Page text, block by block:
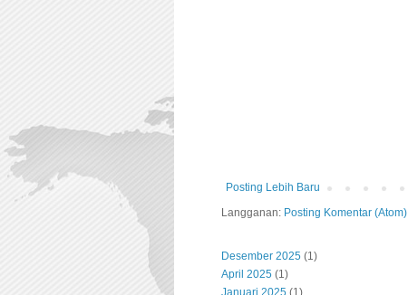
Posting Lebih Baru
Langganan: Posting Komentar (Atom)
Desember 2025 (1)
April 2025 (1)